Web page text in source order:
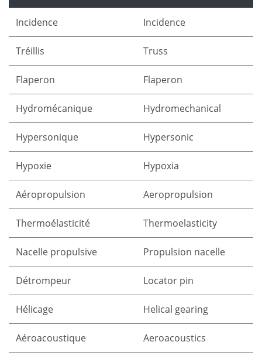
Incidence Incidence
Tréillis Truss
Flaperon Flaperon
Hydromécanique Hydromechanical
Hypersonique Hypersonic
Hypoxie Hypoxia
Aéropropulsion Aeropropulsion
Thermoélasticité Thermoelasticity
Nacelle propulsive Propulsion nacelle
Détrompeur Locator pin
Hélicage Helical gearing
Aéroacoustique Aeroacoustics